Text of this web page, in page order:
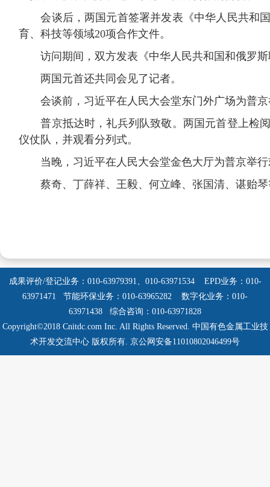
会谈后，两国元首签署并发表《中华人民共和国
育、科技等领域20项合作文件。
访问期间，双方发表《中华人民共和国和俄罗斯
两国元首还共同会见了记者。
会谈前，习近平在人民大会堂东门外广场为普京
普京抵达时，礼兵列队致敬。两国元首登上检阅
仪仗队，并观看分列式。
当晚，习近平在人民大会堂金色大厅为普京举行
蔡奇、丁薛祥、王毅、何立峰、张国清、谌贻琴
成果评价/登记业务：010-63979391、010-63971534
EPD业务：010-
63971471 节能环保业务：010-63965282
数字化业务：010-
63971438 综合咨询：010-63971828
Copyright©2018 Cnitdc.com Inc. All Rights Reserved. 中国有色金属工业技
术开发交流中心 版权所有. 京公网安备11010802046499号